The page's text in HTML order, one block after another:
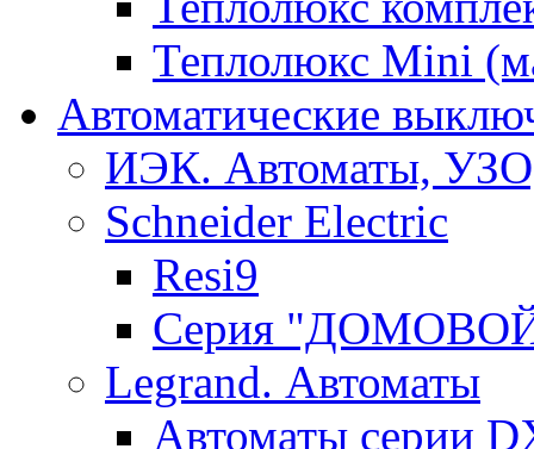
Теплолюкс Mini
Автоматические
ИЭК. Автоматы,
Schneider Electric
Resi9
Серия
Legrand. Автоматы
Автоматы серии